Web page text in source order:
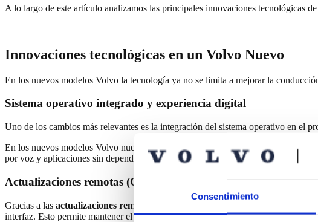
Consentimiento
A lo largo de este artículo analizamos las principales innovaciones tecnológicas
Innovaciones tecnológicas en un Volvo Nuevo
En los nuevos modelos Volvo la tecnología ya no se limita a mejorar la
Sistema operativo integrado y experiencia digital
Uno de los cambios más relevantes es la integración del sistema operativo en el
En los nuevos modelos Volvo nuevo
, el entorno digital está diseñado para
por voz y aplicaciones sin depender del móvil.
Actualizaciones remotas (OTA): un vehículo que evoluciona
Gracias a las actualizaciones remotas
(OTA), los nuevos modelos pueden
interfaz. Esto permite mantener el vehículo actualizado sin necesidad de